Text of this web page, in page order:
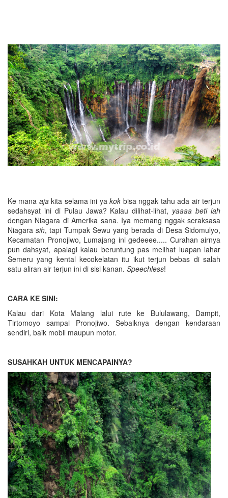
Ke mana ajakita selama ini yakok bisa nggak tahu ada air terjun
sedahsyat ini di Pulau Jawa? Kalau dilihat-lihat, yaaaa beti lah
dengan Niagara di Amerika sana. Iya memang nggak seraksasa
Niagarasih, tapi Tumpak Sewu yang berada di Desa Sidomulyo,
Kecamatan Pronojiwo, Lumajang ini gedeeee..... Curahan airnya
pun dahsyat, apalagi kalau beruntung pas melihat luapan lahar
Semeru yang kental kecokelatan itu ikut terjun bebas di salah
satu aliran air terjun ini di sisi kanan. Speechless!
CARA KE SINI:
Kalau dari Kota Malang lalui rute ke Bululawang, Dampit,
Tirtomoyo sampai Pronojiwo. Sebaiknya dengan kendaraan
sendiri, baik mobil maupun motor.
SUSAHKAH UNTUK MENCAPAINYA?